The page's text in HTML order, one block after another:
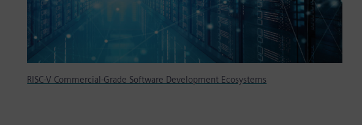
RISC-V Commercial-Grade Software Development Ecosystems